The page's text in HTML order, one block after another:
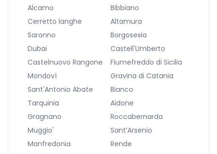
Alcamo
Bibbiano
Cerretto langhe
Altamura
Saronno
Borgosesia
Dubai
Castell'Umberto
Castelnuovo Rangone
Fiumefreddo di Sicilia
Mondovì
Gravina di Catania
Sant'Antonio Abate
Bianco
Tarquinia
Aidone
Gragnano
Roccabernarda
Muggio'
Sant’Arsenio
Manfredonia
Rende